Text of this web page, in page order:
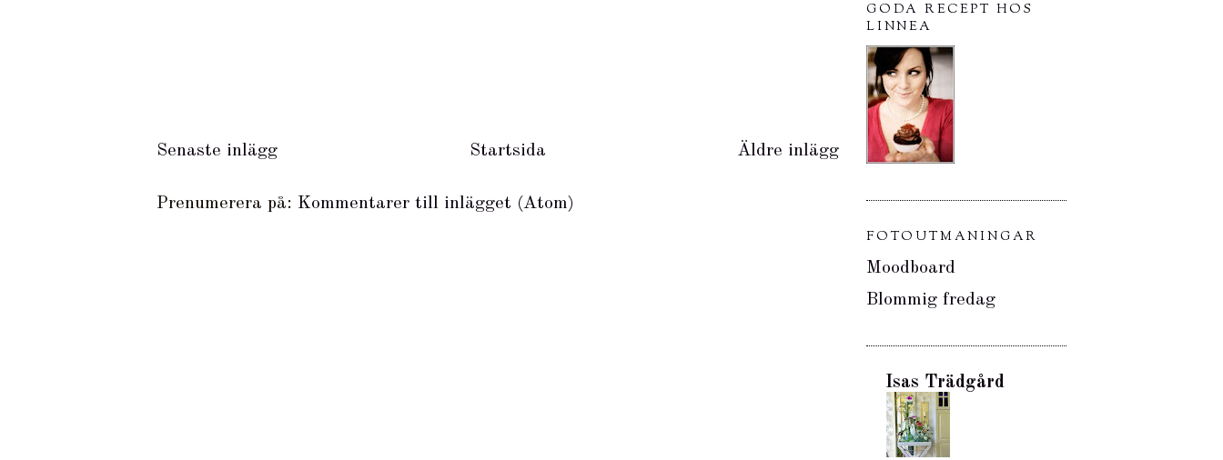
Senaste inlägg Äldre inlägg
Startsida
Prenumerera på: Kommentarer till inlägget (Atom)
GODA RECEPT HOS
LINNEA
FOTOUTMANINGAR
Moodboard
Blommig fredag
Isas Trädgård